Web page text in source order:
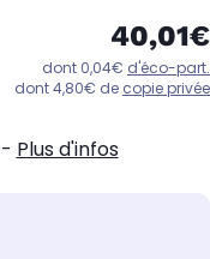
40,01€
dont 0,04€ d'éco-part.
dont 4,80€ de copie privée
Plus d'infos